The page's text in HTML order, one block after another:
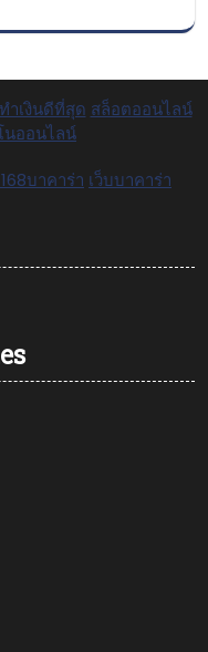
ำเงินดีที่สุด สล็อตออนไลน์
ออนไลน์
บาคาร่า เว็บบาคาร่า